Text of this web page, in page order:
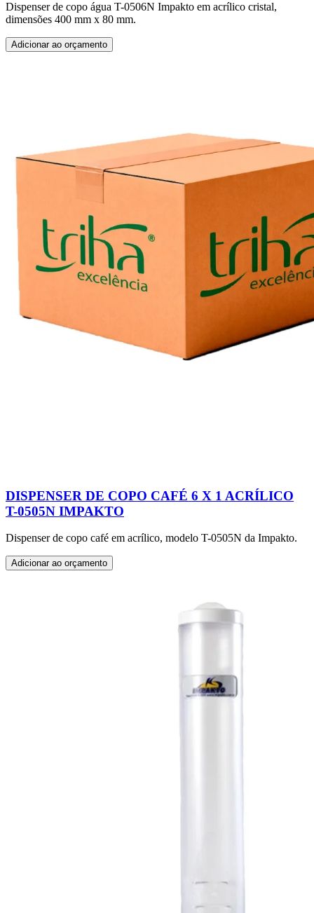
Dispenser de copo água T-0506N Impakto em acrílico cristal,
dimensões 400 mm x 80 mm.
Adicionar ao orçamento
DISPENSER DE COPO CAFÉ 6 X 1 ACRÍLICO
T-0505N IMPAKTO
Dispenser de copo café em acrílico, modelo T-0505N da Impakto.
Adicionar ao orçamento